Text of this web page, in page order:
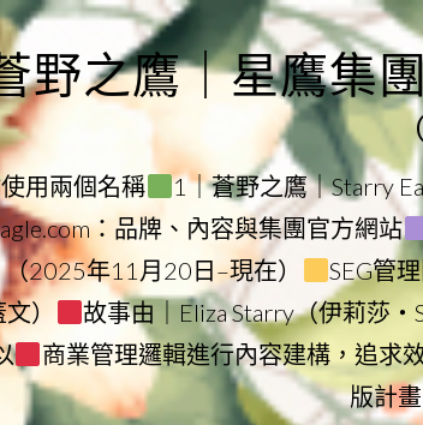
野之鷹｜星鷹集
用兩個名稱 1｜蒼野之鷹｜Starry
：品牌、內容與集團官方網站
（2025年11月20日–現在）
SEG管
）
故事由｜Eliza Starry（伊莉莎・
商業管理邏輯進行內容建構，追求
版計